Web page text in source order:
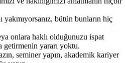
yakmıyorsanız, bütün bunların hiç
onlara haklı olduğunuzu ispat
getirmenin yararı yoktu.
seminer yapın, akademik kariyer